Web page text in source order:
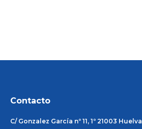
Contacto
C/ Gonzalez García nº 11, 1º 21003 Huelva